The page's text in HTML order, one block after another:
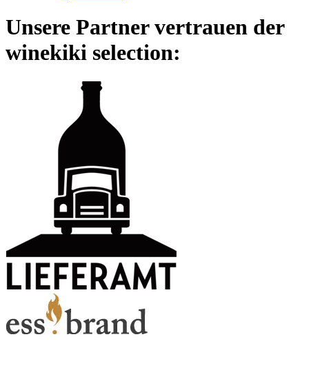
Unsere Partner vertrauen der
winekiki selection: